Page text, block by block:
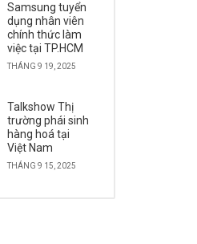
Samsung tuyển
dụng nhân viên
chính thức làm
việc tại TP.HCM
THÁNG 9 19, 2025
Talkshow Thị
trường phái sinh
hàng hoá tại
Việt Nam
THÁNG 9 15, 2025